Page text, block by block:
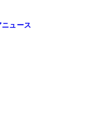
ュース